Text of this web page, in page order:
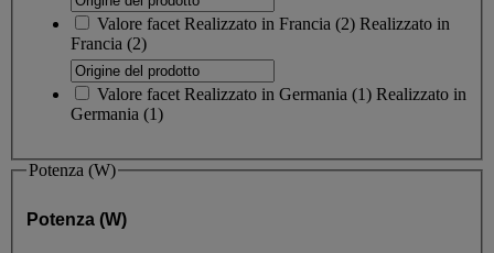
Valore facet Realizzato in Francia (2) Realizzato in
Francia (2)
Valore facet Realizzato in Germania (1) Realizzato in
Germania (1)
Potenza (W)
Potenza (W)